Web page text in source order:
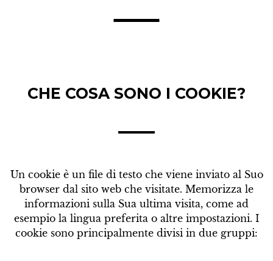
CHE COSA SONO I COOKIE?
Un cookie è un file di testo che viene inviato al Suo
browser dal sito web che visitate. Memorizza le
informazioni sulla Sua ultima visita, come ad
esempio la lingua preferita o altre impostazioni. I
cookie sono principalmente divisi in due gruppi: